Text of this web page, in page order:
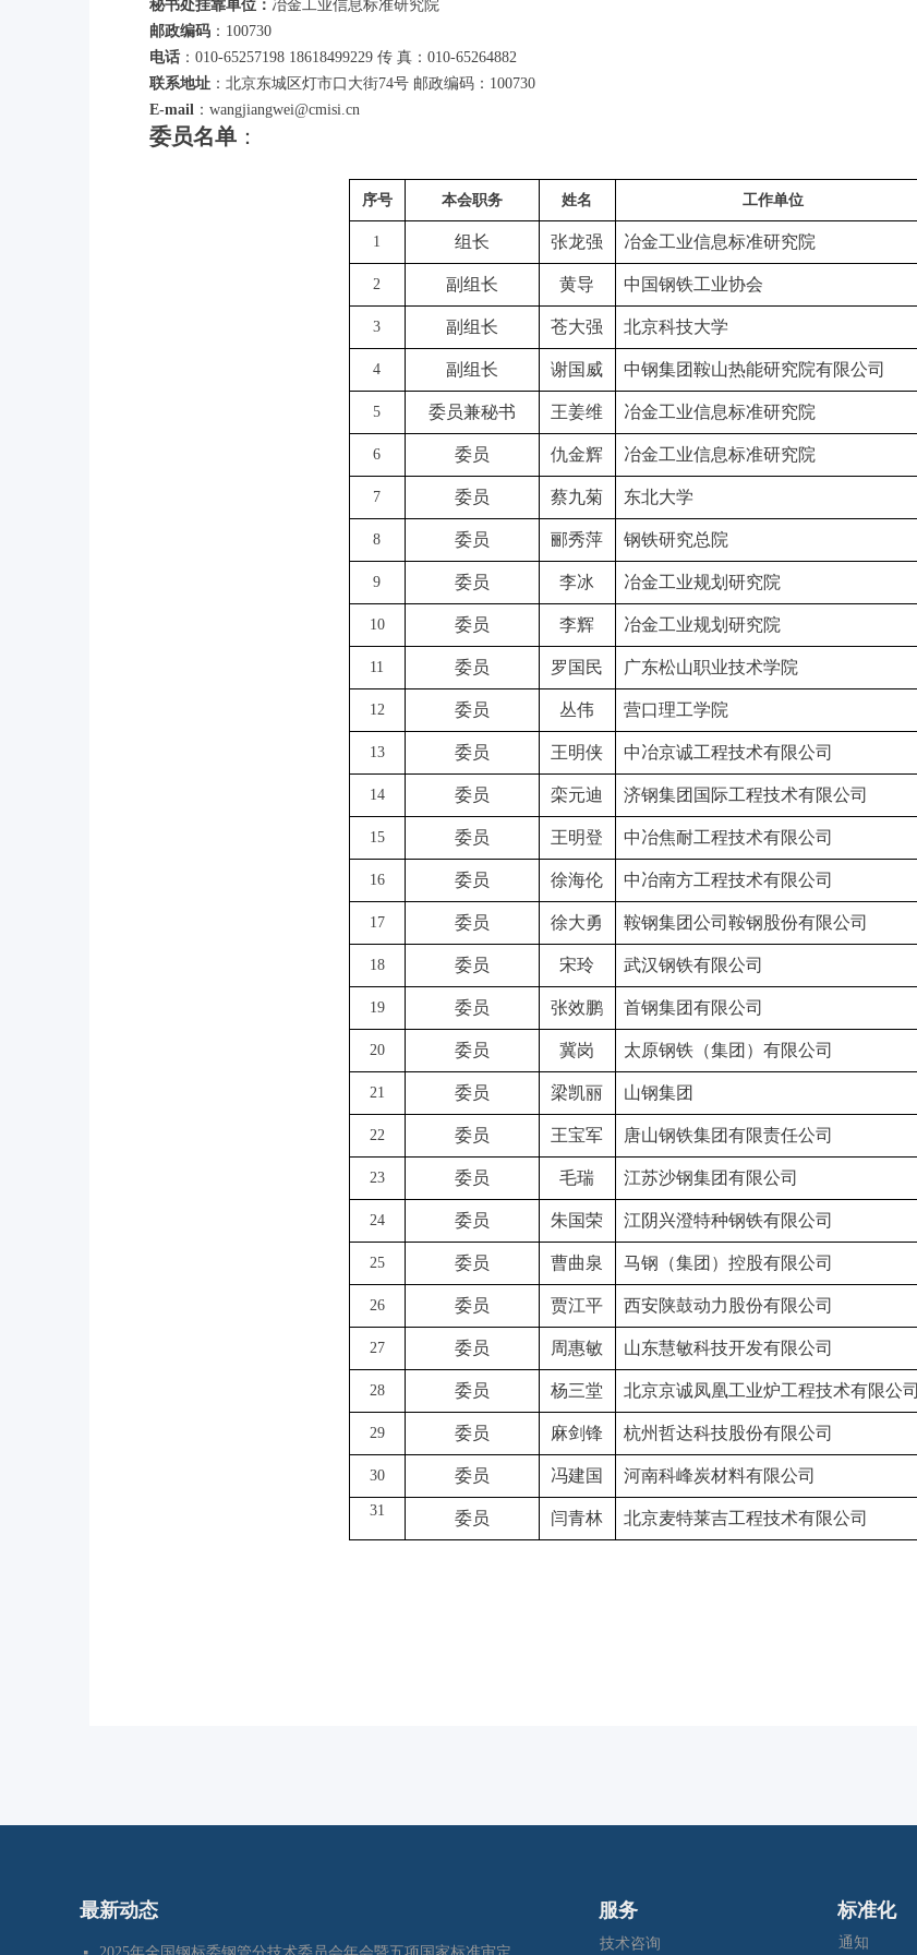
秘书处挂靠单位： 冶金工业信息标准研究院
邮政编码 ：100730
电话 ：010-65257198 18618499229 传 真：010-65264882
联系地址 ：北京东城区灯市口大街74号 邮政编码：100730
E-mail ：wangjiangwei@cmisi.cn
委员名单 ：
序号 本会职务 姓名 工作单位
1 组长 张龙强 冶金工业信息标准研究院
2 副组长 黄导 中国钢铁工业协会
3 副组长 苍大强 北京科技大学
4 副组长 谢国威 中钢集团鞍山热能研究院有限公司
5 委员兼秘书 王姜维 冶金工业信息标准研究院
6 委员 仇金辉 冶金工业信息标准研究院
7 委员 蔡九菊 东北大学
8 委员 郦秀萍 钢铁研究总院
9 委员 李冰 冶金工业规划研究院
10 委员 李辉 冶金工业规划研究院
11 委员 罗国民 广东松山职业技术学院
12 委员 丛伟 营口理工学院
13 委员 王明侠 中冶京诚工程技术有限公司
14 委员 栾元迪 济钢集团国际工程技术有限公司
15 委员 王明登 中冶焦耐工程技术有限公司
16 委员 徐海伦 中冶南方工程技术有限公司
17 委员 徐大勇 鞍钢集团公司鞍钢股份有限公司
18 委员 宋玲 武汉钢铁有限公司
19 委员 张效鹏 首钢集团有限公司
20 委员 冀岗 太原钢铁（集团）有限公司
21 委员 梁凯丽 山钢集团
22 委员 王宝军 唐山钢铁集团有限责任公司
23 委员 毛瑞 江苏沙钢集团有限公司
24 委员 朱国荣 江阴兴澄特种钢铁有限公司
25 委员 曹曲泉 马钢（集团）控股有限公司
26 委员 贾江平 西安陕鼓动力股份有限公司
27 委员 周惠敏 山东慧敏科技开发有限公司
28 委员 杨三堂 北京京诚凤凰工业炉工程技术有限公司
29 委员 麻剑锋 杭州哲达科技股份有限公司
30 委员 冯建国 河南科峰炭材料有限公司
31 委员 闫青林 北京麦特莱吉工程技术有限公司
最新动态 服务
技术咨询 通知
标准化